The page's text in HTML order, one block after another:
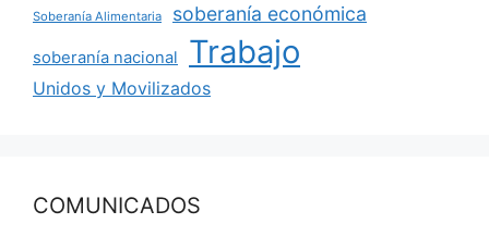
Soberanía Alimentaria soberanía económica
soberanía nacional Trabajo
Unidos y Movilizados
COMUNICADOS